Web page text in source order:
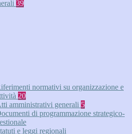
39
normativi su organizzazione e
20
amministrativi generali 5
di programmazione strategico-
e leggi regionali